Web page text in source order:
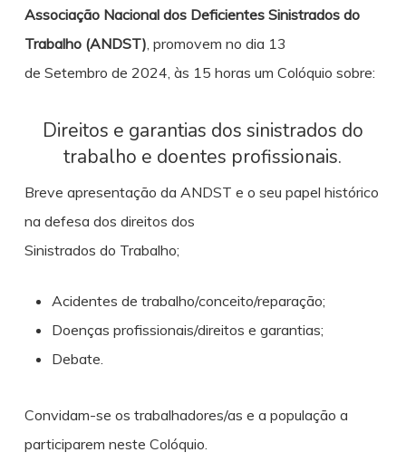
Associação Nacional dos Deficientes Sinistrados do
Trabalho (ANDST), promovem no dia 13
de Setembro de 2024, às 15 horas um Colóquio sobre:
Direitos e garantias dos sinistrados do
trabalho e doentes profissionais.
Breve apresentação da ANDST e o seu papel histórico
na defesa dos direitos dos
Sinistrados do Trabalho;
Acidentes de trabalho/conceito/reparação;
Doenças profissionais/direitos e garantias;
Debate.
Convidam-se os trabalhadores/as e a população a
participarem neste Colóquio.